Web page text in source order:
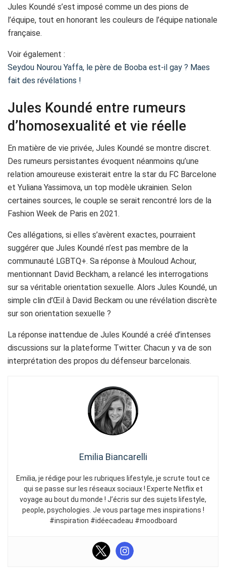
Jules Koundé s’est imposé comme un des pions de
l’équipe, tout en honorant les couleurs de l’équipe nationale
française.
Voir également :
Seydou Nourou Yaffa, le père de Booba est-il gay ? Maes
fait des révélations !
Jules Koundé entre rumeurs
d’homosexualité et vie réelle
En matière de vie privée, Jules Koundé se montre discret.
Des rumeurs persistantes évoquent néanmoins qu’une
relation amoureuse existerait entre la star du FC Barcelone
et Yuliana Yassimova, un top modèle ukrainien. Selon
certaines sources, le couple se serait rencontré lors de la
Fashion Week de Paris en 2021.
Ces allégations, si elles s’avèrent exactes, pourraient
suggérer que Jules Koundé n’est pas membre de la
communauté LGBTQ+. Sa réponse à Mouloud Achour,
mentionnant David Beckham, a relancé les interrogations
sur sa véritable orientation sexuelle. Alors Jules Koundé, un
simple clin d’Œil à David Beckam ou une révélation discrète
sur son orientation sexuelle ?
La réponse inattendue de Jules Koundé a créé d’intenses
discussions sur la plateforme Twitter. Chacun y va de son
interprétation des propos du défenseur barcelonais.
Emilia Biancarelli
Emilia, je rédige pour les rubriques lifestyle, je scrute tout ce
qui se passe sur les réseaux sociaux ! Experte Netflix et
voyage au bout du monde ! J’écris sur des sujets lifestyle,
people, psychologies. Je vous partage mes inspirations !
#inspiration #idéecadeau #moodboard